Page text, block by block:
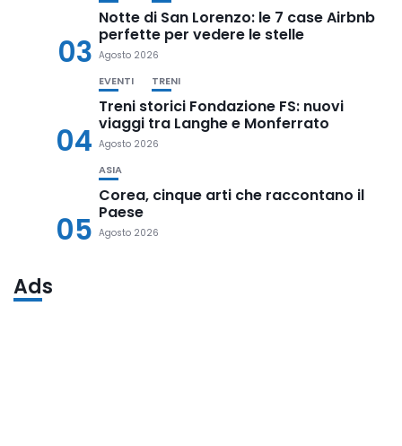
03
Notte di San Lorenzo: le 7 case Airbnb
perfette per vedere le stelle
Agosto 2026
04
EVENTI TRENI
Treni storici Fondazione FS: nuovi
viaggi tra Langhe e Monferrato
Agosto 2026
05
ASIA
Corea, cinque arti che raccontano il
Paese
Agosto 2026
Ads